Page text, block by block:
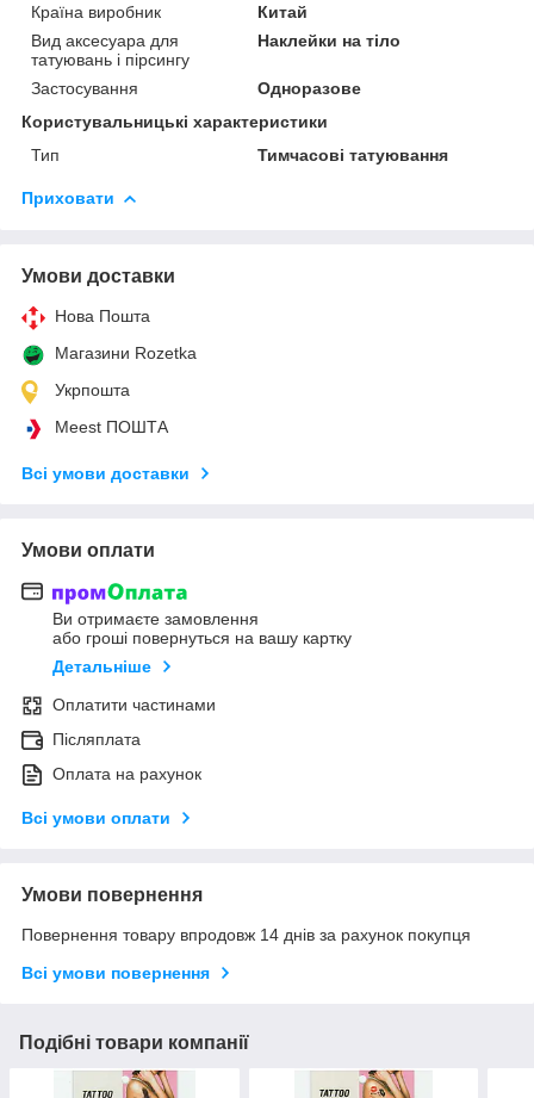
Країна виробник
Китай
Вид аксесуара для
татуювань і пірсингу
Наклейки на тіло
Застосування
Одноразове
Користувальницькі характеристики
Тип
Тимчасові татуювання
Приховати
Умови доставки
Нова Пошта
Магазини Rozetka
Укрпошта
Meest ПОШТА
Всі умови доставки
Умови оплати
Ви отримаєте замовлення
або гроші повернуться на вашу картку
Детальніше
Оплатити частинами
Післяплата
Оплата на рахунок
Всі умови оплати
Умови повернення
Повернення товару впродовж 14 днів за рахунок покупця
Всі умови повернення
Подібні товари компанії